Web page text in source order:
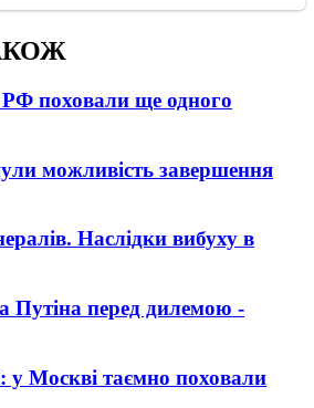
поховали ще одного
можливість завершення
Наслідки вибуху в
Путіна перед дилемою -
у Москві таємно поховали